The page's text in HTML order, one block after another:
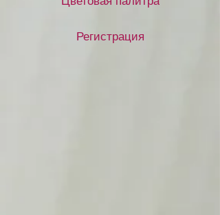
Регистрация